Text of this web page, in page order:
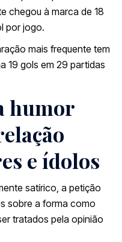
chegou à marca de 18
por jogo.
mais frequente tem
19 gols em 29 partidas
humor
e ídolos
satírico, a petição
sobre a forma como
tratados pela opinião